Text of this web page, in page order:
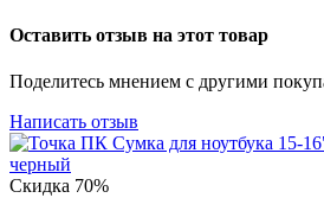
Оставить отзыв на этот товар
Поделитесь мнением с другими
Написать отзыв
Скидка 70%